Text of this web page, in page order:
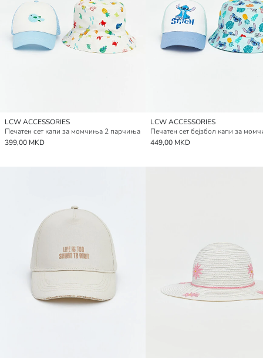
LCW ACCESSORIES
Печатен сет капи за момчиња 2 парчиња
399,00 MKD
LCW ACCESSORIES
449,00 MKD